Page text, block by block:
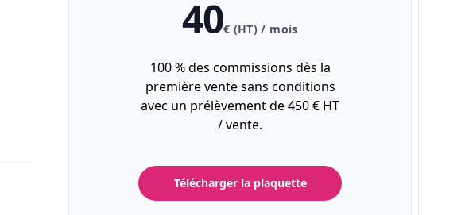
40€ (HT) / mois
100 % des commissions dès la
première vente sans conditions
avec un prélèvement de 450 € HT
/ vente.
Télécharger la plaquette